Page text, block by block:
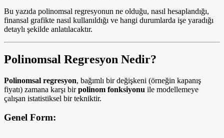
Bu yazıda polinomsal regresyonun ne olduğu, nasıl hesaplandığı,
finansal grafikte nasıl kullanıldığı ve hangi durumlarda işe yaradığı
detaylı şekilde anlatılacaktır.
Polinomsal Regresyon Nedir?
Polinomsal regresyon, bağımlı bir değişkeni (örneğin kapanış
fiyatı) zamana karşı birpolinom fonksiyonu ile modellemeye
çalışan istatistiksel bir tekniktir.
Genel Form: